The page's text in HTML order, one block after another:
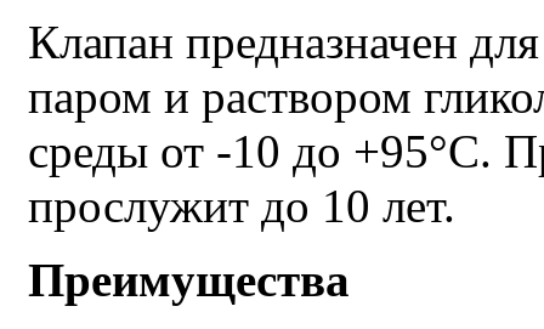
Клапан предназначен
паром и раствором
среды от -10 до +95°С.
прослужит до 10 лет.
Преимущества